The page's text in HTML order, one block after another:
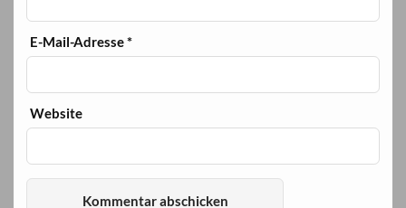
E-Mail-Adresse*
Website